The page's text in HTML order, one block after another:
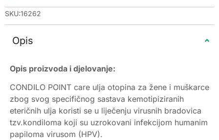
SKU:16262
Opis
Opis proizvoda i djelovanje:
CONDILO POINT care ulja otopina za žene i muškarce
zbog svog specifičnog sastava kemotipiziranih
eteričnih ulja koristi se u liječenju virusnih bradovica
tzv.kondiloma koji su uzrokovani infekcijom humanim
papiloma virusom (HPV).